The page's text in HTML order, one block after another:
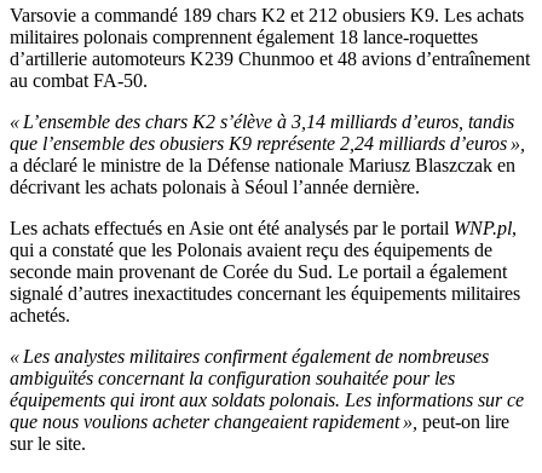
Varsovie a commandé 189 chars K2 et 212 obusiers K9. Les achats
militaires polonais comprennent également 18 lance-roquettes
d’artillerie automoteurs K239 Chunmoo et 48 avions d’entraînement
au combat FA-50.
« L’ensemble des chars K2 s’élève à 3,14 milliards d’euros, tandis
que l’ensemble des obusiers K9 représente 2,24 milliards d’euros »,
a déclaré le ministre de la Défense nationale Mariusz Blaszczak en
décrivant les achats polonais à Séoul l’année dernière.
Les achats effectués en Asie ont été analysés par le portail WNP.pl,
qui a constaté que les Polonais avaient reçu des équipements de
seconde main provenant de Corée du Sud. Le portail a également
signalé d’autres inexactitudes concernant les équipements militaires
achetés.
« Les analystes militaires confirment également de nombreuses
ambiguïtés concernant la configuration souhaitée pour les
équipements qui iront aux soldats polonais. Les informations sur ce
que nous voulions acheter changeaient rapidement », peut-on lire
sur le site.